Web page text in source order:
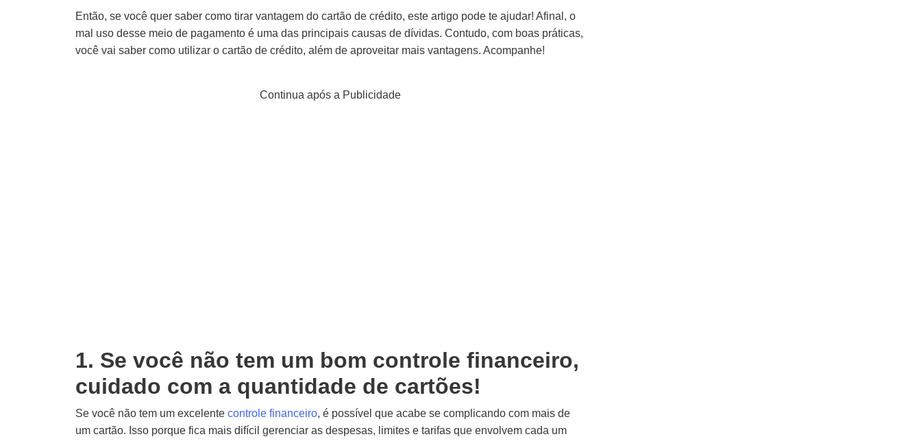
Então, se você quer saber como tirar vantagem do cartão de crédito, este artigo pode te ajudar! Afinal, o
mal uso desse meio de pagamento é uma das principais causas de dívidas. Contudo, com boas práticas,
você vai saber como utilizar o cartão de crédito, além de aproveitar mais vantagens. Acompanhe!
Continua após a Publicidade
1. Se você não tem um bom controle financeiro,
cuidado com a quantidade de cartões!
Se você não tem um excelente controle financeiro, é possível que acabe se complicando com mais de
um cartão. Isso porque fica mais difícil gerenciar as despesas, limites e tarifas que envolvem cada um